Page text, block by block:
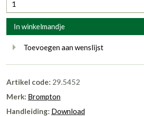
In winkelmandje
Toevoegen aan wenslijst
Artikel code: 29.5452
Merk: Brompton
Handleiding: Download